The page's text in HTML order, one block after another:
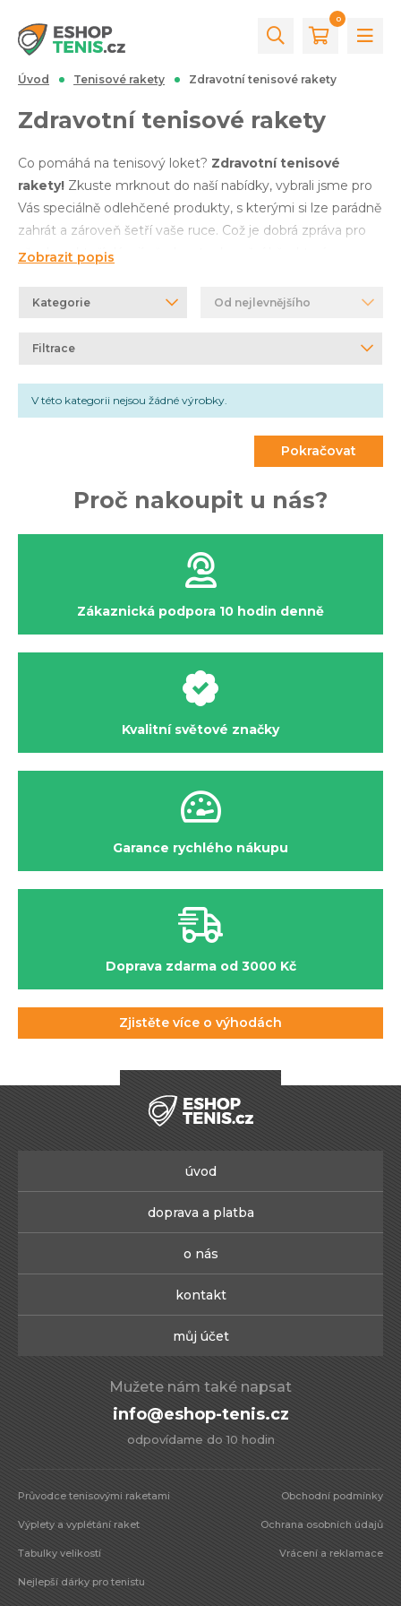
0
Úvod Tenisové rakety Zdravotní tenisové rakety
Zdravotní tenisové rakety
Co pomáhá na tenisový loket? Zdravotní tenisové
rakety! Zkuste mrknout do naší nabídky, vybrali jsme pro
Vás speciálně odlehčené produkty, s kterými si lze parádně
zahrát a zároveň šetří vaše ruce. Což je dobrá zpráva pro
všechny, kteří dávají přednost rekreační hře, která
standardnímu výběru, můžete se podívat do sekce
hledání dle úrovně, je vhodné mrknout na
tenisové rakety
(pokročilejší) hráčečipro profesionální hráče. V
případě, že si nevíte rady, nemusíte zoufat. Stačí nám
a společně vše probereme k Vaší
Zobrazit popis
Od nejlevnějšího
Kategorie
Filtrace
V této kategorii nejsou žádné výrobky.
Pokračovat
Proč nakoupit u nás?
Zákaznická podpora 10 hodin denně
Kvalitní světové značky
Garance rychlého nákupu
Doprava zdarma od 3000 Kč
Zjistěte více o výhodách
úvod
doprava a platba
o nás
kontakt
můj účet
Mužete nám také napsat
info@eshop-tenis.cz
odpovídame do 10 hodin
Průvodce tenisovými raketami
Výplety a vyplétání raket
Tabulky velikostí
Nejlepší dárky pro tenistu
Obchodní podmínky
Ochrana osobních údajů
Vrácení a reklamace